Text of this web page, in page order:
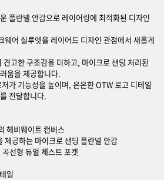
플란넬 안감으로 레이어링에 최적화된 디자인
웨어 실루엣을 레이어드 디자인 관점에서 새롭게
고한 구조감을 더하고, 마이크로 샌딩 처리된
움을 제공합니다.
가 기능성을 높이며, 은은한 OTW 로고 디테일
전달합니다.
헤비웨이트 캔버스
제공하는 마이크로 샌딩 플란넬 안감
선형 듀얼 체스트 포켓
일